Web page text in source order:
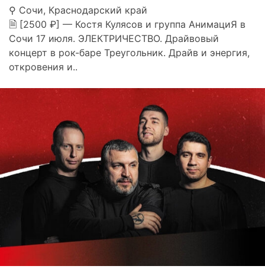
⚲ Сочи, Краснодарский край
🗎 [2500 ₽] — Костя Кулясов и группа АнимациЯ в
Сочи 17 июля. ЭЛЕКТРИЧЕСТВО. Драйвовый
концерт в рок-баре Треугольник. Драйв и энергия,
откровения и..